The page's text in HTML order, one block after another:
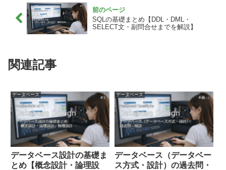
SQLの基礎まとめ【DDL・DML・
SELECT文・副問合せまでを解説】
関連記事
データベース
データベース設計の基礎ま
とめ【概念設計・論理設
データベース
データベース（データベー
ス方式・設計）の過去問・